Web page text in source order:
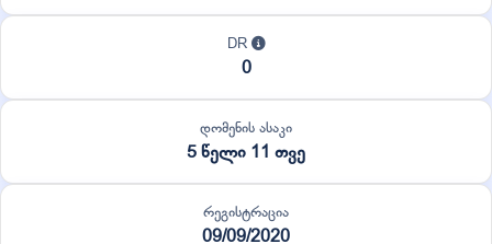
DR
0
დომენის ასაკი
5 წელი 11 თვე
რეგისტრაცია
09/09/2020